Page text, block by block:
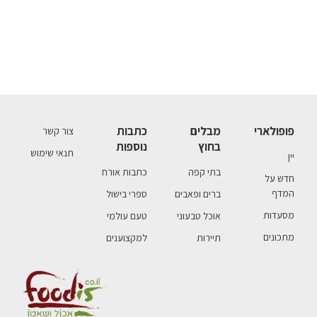
פופולארי
יין
חדש על
המדף
מסעדות
מתכונים
מבלים
בחוץ
בתי קפה
ברים ופאבים
אוכל טבעוני
תיירות
כתבות
נוספות
כתבות אורח
ספרי בישול
טעם עולמי
למקצוענים
צור קשר
תנאי שימוש